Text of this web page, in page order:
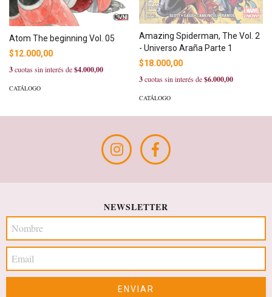
Atom The beginning Vol. 05
$12.000,00
3cuotas sin interés de$4.000,00
CATÁLOGO
Amazing Spiderman, The Vol. 2
- Universo Araña Parte 1
$18.000,00
3cuotas sin interés de$6.000,00
CATÁLOGO
NEWSLETTER